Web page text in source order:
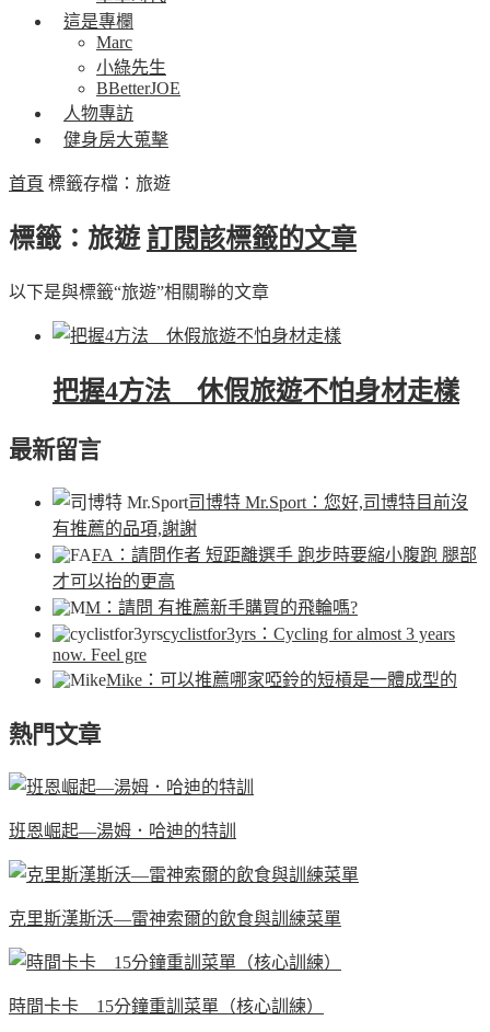
這是專欄
Marc
小綠先生
BBetterJOE
人物專訪
健身房大蒐擊
首頁 標籤存檔：旅遊
標籤：旅遊 訂閱該標籤的文章
以下是與標籤“旅遊”相關聯的文章
把握4方法 休假旅遊不怕身材走樣
最新留言
司博特 Mr.Sport ：您好,司博特目前沒
有推薦的品項,謝謝
FA ：請問作者 短距離選手 跑步時要縮小腹跑 腿部
才可以抬的更高
M ：請問 有推薦新手購買的飛輪嗎?
cyclistfor3yrs ：Cycling for almost 3 years
now. Feel gre
Mike ：可以推薦哪家啞鈴的短槓是一體成型的
熱門文章
班恩崛起—湯姆．哈迪的特訓
克里斯漢斯沃—雷神索爾的飲食與訓練菜單
時間卡卡 15分鐘重訓菜單（核心訓練）